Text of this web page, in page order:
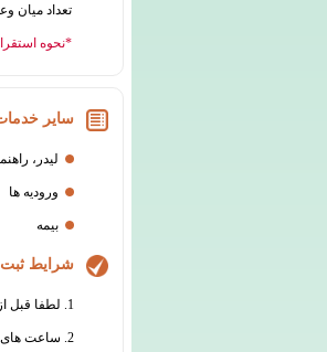
تعداد میان وعده: 1
*نحوه
سایر
لیدر،
ورودیه ها
بیمه
شرایط ثبت
1. لطفا قبل از ثبت نام "
2. ساعت های درج شده حدودی میباشد. پس از ثبت نام قطعی، قبل از برگزاری سفر هماهنگی های لازم جهت اطلاع رسانی از ساعت دقیق حرکت انجام خواهد شد.